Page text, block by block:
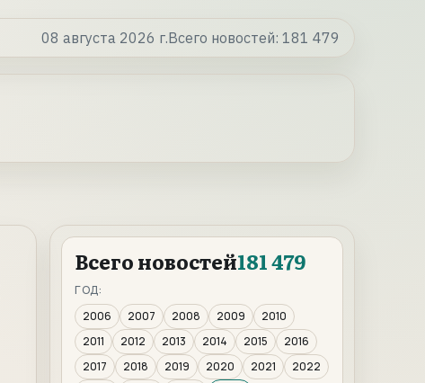
08 августа 2026 г.Всего новостей: 181 479
Всего новостей181 479
ГОД:
2006
2007 2008 2009
2010
2011
2012 2013 2014 2015
2016
2017
2018 2019 2020 2021
2022